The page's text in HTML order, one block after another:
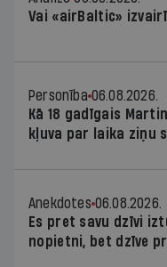
Vai «airBaltic»
Personība 06.08.2026.
Kā 18 gadīgais
kļuva par laika ziņu
Anekdotes 06.08.2026.
Es pret savu dzīvi
nopietni, bet dzīve